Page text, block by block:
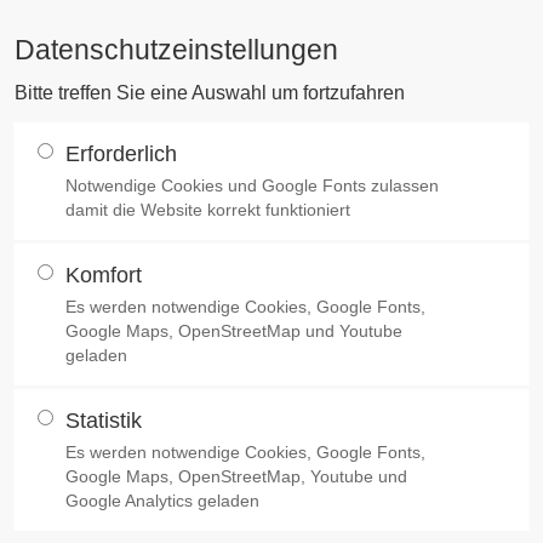
& Werner -
| das kleine
Raad und Dirk Werner interpretieren Popmusik auf
Klavier, Gesang – raad & werner – entspannt,
von Jethro Tull, Pearl Jam, Simon & Garfunkel, Justin
vielfältigen Repertoire, dessen Ausgestaltung
Datenschutzeinstellungen
Bitte treffen Sie eine Auswahl um fortzufahren
Erforderlich
Notwendige Cookies und Google Fonts zulassen
damit die Website korrekt funktioniert
Komfort
Es werden notwendige Cookies, Google Fonts,
Google Maps, OpenStreetMap und Youtube
geladen
Statistik
Es werden notwendige Cookies, Google Fonts,
Google Maps, OpenStreetMap, Youtube und
Google Analytics geladen